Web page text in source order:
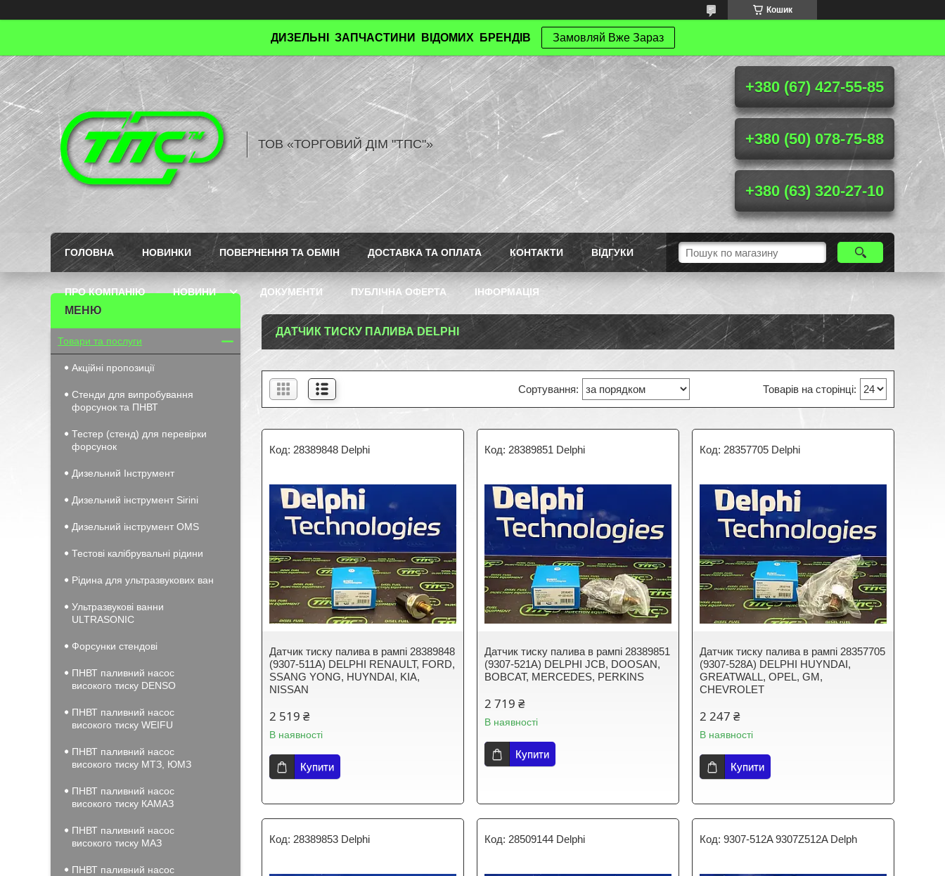
Кошик
ДИЗЕЛЬНІ ЗАПЧАСТИНИ ВІДОМИХ БРЕНДІВ Замовляй Вже Зараз
ТОВ «ТОРГОВИЙ ДІМ "ТПС"»
+380 (67) 427-55-85
+380 (50) 078-75-88
+380 (63) 320-27-10
ГОЛОВНА НОВИНКИ ПОВЕРНЕННЯ ТА ОБМІН ДОСТАВКА ТА ОПЛАТА КОНТАКТИ ВІДГУКИ
ПРО КОМПАНІЮ НОВИНИ ДОКУМЕНТИ ПУБЛІЧНА ОФЕРТА ІНФОРМАЦІЯ
ДАТЧИК ТИСКУ ПАЛИВА DELPHI
28389848 Delphi
Датчик тиску палива в рампі 28389848
(9307-511A) DELPHI RENAULT, FORD,
SSANG YONG, HUYNDAI, KIA,
NISSAN
2 519 ₴
В наявності
Купити
28389851 Delphi
Датчик тиску палива в рампі 28389851
(9307-521A) DELPHI JCB, DOOSAN,
BOBCAT, MERCEDES, PERKINS
2 719 ₴
В наявності
Купити
28357705 Delphi
Датчик тиску палива в рампі 28357705
(9307-528A) DELPHI HUYNDAI,
GREATWALL, OPEL, GM,
CHEVROLET
2 247 ₴
В наявності
Купити
28389853 Delphi 28509144 Delphi 9307-512A 9307Z512A Delph
Товари та послуги
Акційні пропозиції
Стенди для випробування
форсунок та ПНВТ
Тестер (стенд) для перевірки
форсунок
Дизельний Інструмент
Дизельний інструмент Sirini
Дизельний інструмент OMS
Тестові калібрувальні рідини
Рідина для ультразвукових ван
Ультразвукові ванни
ULTRASONIC
Форсунки стендові
ПНВТ паливний насос
високого тиску DENSO
ПНВТ паливний насос
високого тиску WEIFU
ПНВТ паливний насос
високого тиску МТЗ, ЮМЗ
ПНВТ паливний насос
високого тиску КАМАЗ
ПНВТ паливний насос
високого тиску МАЗ
ПНВТ паливний насос